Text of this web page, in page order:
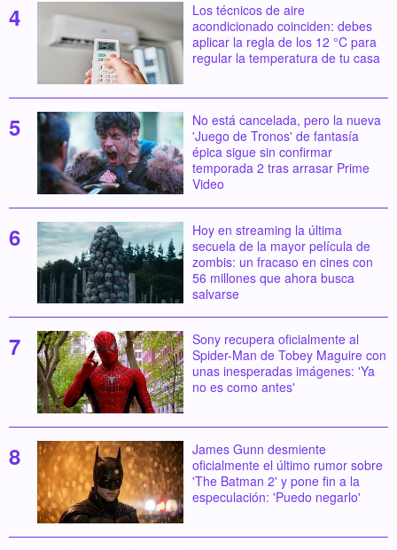
Los técnicos de aire
acondicionado coinciden: debes
aplicar la regla de los 12 °C para
regular la temperatura de tu casa
No está cancelada, pero la nueva
'Juego de Tronos' de fantasía
épica sigue sin confirmar
temporada 2 tras arrasar Prime
Video
Hoy en streaming la última
secuela de la mayor película de
zombis: un fracaso en cines con
56 millones que ahora busca
salvarse
Sony recupera oficialmente al
Spider-Man de Tobey Maguire con
unas inesperadas imágenes: 'Ya
no es como antes'
James Gunn desmiente
oficialmente el último rumor sobre
'The Batman 2' y pone fin a la
especulación: 'Puedo negarlo'